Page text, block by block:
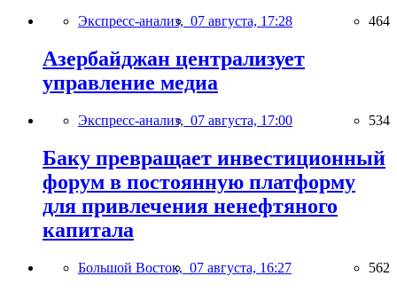
Экспресс-анализ, 07 августа, 17:28 464
Азербайджан централизует
управление медиа
Экспресс-анализ, 07 августа, 17:00 534
Баку превращает инвестиционный
форум в постоянную платформу
для привлечения ненефтяного
капитала
Большой Восток, 07 августа, 16:27 562